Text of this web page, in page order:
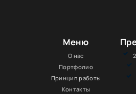
Меню
О нас
Портфолио
Принцип работы
Контакты